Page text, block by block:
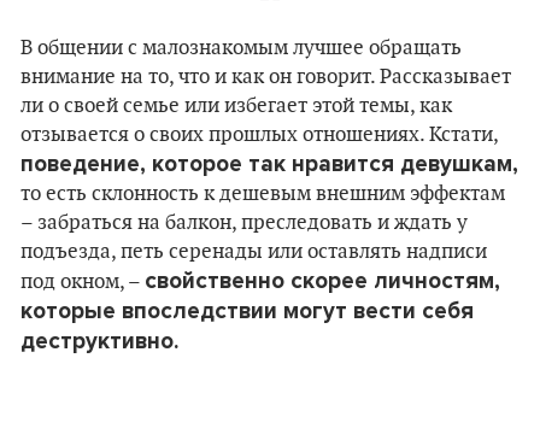
В общении с малознакомым лучшее обращать
внимание на то, что и как он говорит. Рассказывает
ли о своей семье или избегает этой темы, как
отзывается о своих прошлых отношениях. Кстати,
поведение, которое так нравится девушкам,
то есть склонность к дешевым внешним эффектам
– забраться на балкон, преследовать и ждать у
подъезда, петь серенады или оставлять надписи
под окном, – свойственно скорее личностям,
которые впоследствии могут вести себя
деструктивно.